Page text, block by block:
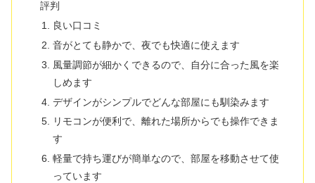
評判
良い口コミ
音がとても静かで、夜でも快適に使えます
風量調節が細かくできるので、自分に合った風を楽
しめます
デザインがシンプルでどんな部屋にも馴染みます
リモコンが便利で、離れた場所からでも操作できま
す
軽量で持ち運びが簡単なので、部屋を移動させて使
っています